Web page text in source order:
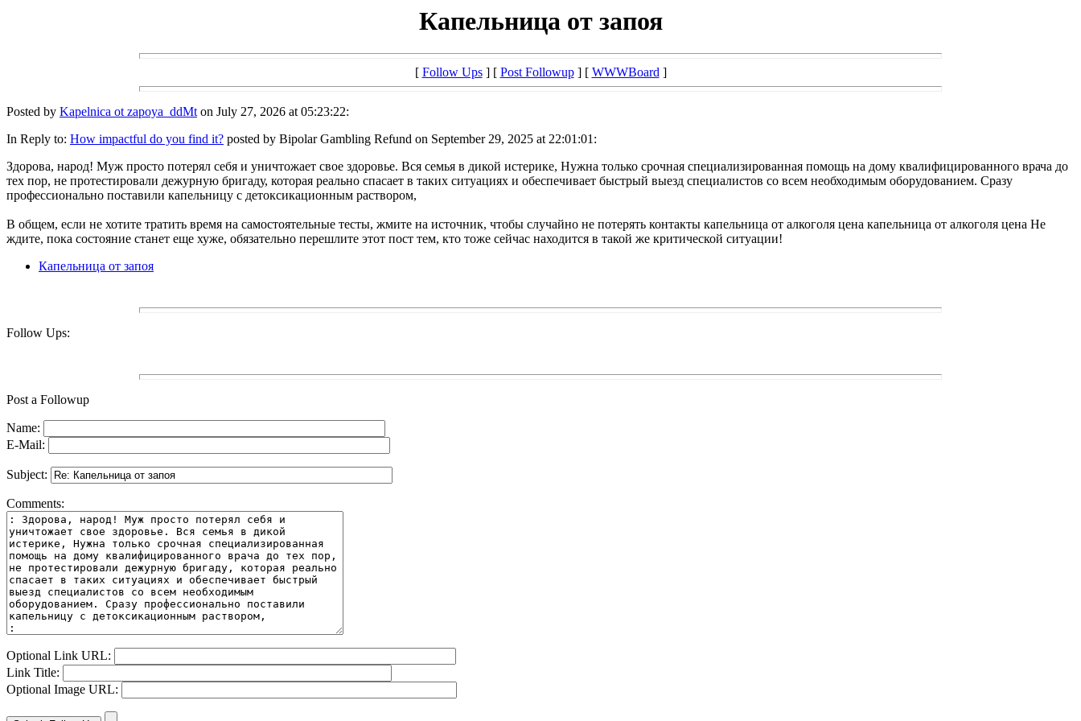
Капельница от запоя
[ Follow Ups] [ Post Followup] [ WWWBoard]
Posted by Kapelnica ot zapoya_ddMton July 27, 2026 at 05:23:22:
In Reply to: How impactful do you find it? posted by Bipolar Gambling Refund on September 29, 2025 at 22:01:01:
Здорова, народ! Муж просто потерял себя и уничтожает свое здоровье. Вся семья в дикой истерике, Нужна только срочная специализированная помощь на дому квалифицированного врача до
тех пор, не протестировали дежурную бригаду, которая реально спасает в таких ситуациях и обеспечивает быстрый выезд специалистов со всем необходимым оборудованием. Сразу
профессионально поставили капельницу с детоксикационным раствором,
В общем, если не хотите тратить время на самостоятельные тесты, жмите на источник, чтобы случайно не потерять контакты капельница от алкоголя цена капельница от алкоголя цена Не
ждите, пока состояние станет еще хуже, обязательно перешлите этот пост тем, кто тоже сейчас находится в такой же критической ситуации!
Капельница от запоя
Follow Ups:
Post a Followup
Name:
E-Mail:
Subject:
Comments:
Optional Link URL:
Link Title:
Optional Image URL: